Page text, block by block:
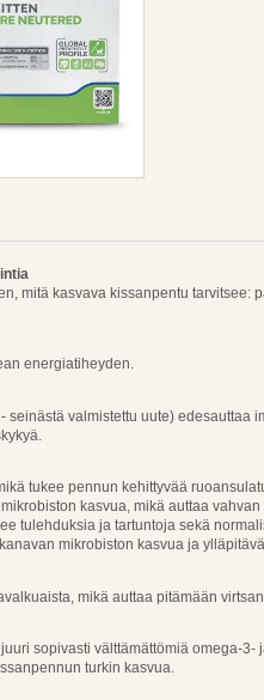
mitä kasvava kissanpentu tarvitsee:
energiatiheyden.
seinästä valmistettu uute) edesauttaa
tukee pennun kehittyvää
kasvua, mikä auttaa
tulehduksia ja tartuntoja sekä
mikrobiston kasvua ja
mikä auttaa pitämään
sopivasti välttämättömiä omega-
turkin kasvua.